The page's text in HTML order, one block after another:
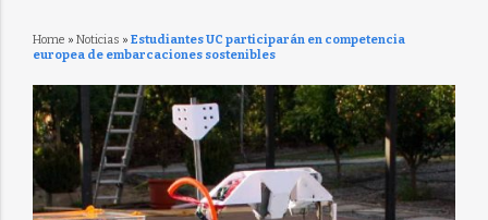
Home » Noticias » Estudiantes UC participarán en competencia
europea de embarcaciones sostenibles